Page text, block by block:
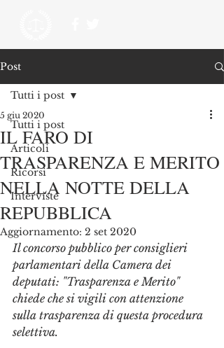
Post
Tutti i post
Articoli
Ricorsi
Interviste
Tutti i post
IL FARO DI
TRASPARENZA E MERITO
NELLA NOTTE DELLA
REPUBBLICA
5 giu 2020
Aggiornamento: 2 set 2020
Il concorso pubblico per consiglieri
parlamentari della Camera dei
deputati: "Trasparenza e Merito"
chiede che si vigili con attenzione
sulla trasparenza di questa procedura
selettiva.